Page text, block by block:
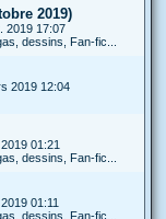
2019)
2019 17:07
dessins, Fan-fic...
2019 12:04
01:21
dessins, Fan-fic...
01:11
dessins, Fan-fic...